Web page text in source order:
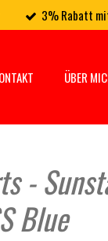
3% Rabatt
ÜBER
-
Blue